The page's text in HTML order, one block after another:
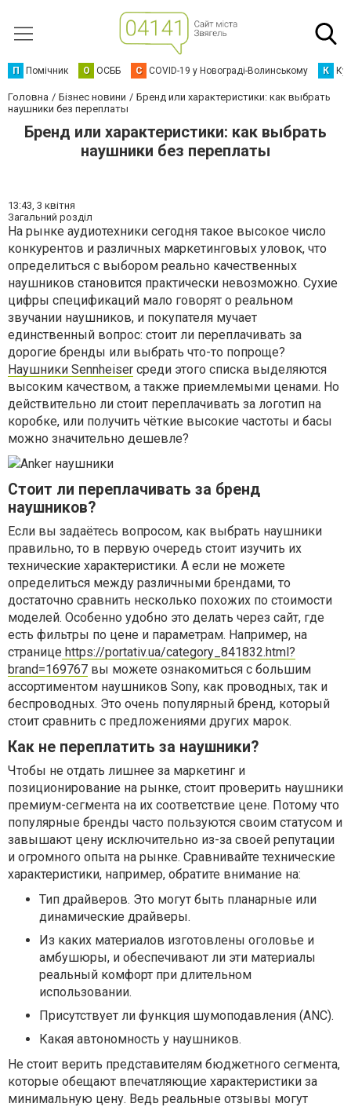
П Помічник О ОСББ C COVID-19 у Новограді-Волинському К
Головна Бізнес новини
Бренд или характеристики: как выбрать
наушники без переплаты
Бренд или характеристики: как выбрать
наушники без переплаты
13:43, 3 квітня
Загальний розділ
На рынке аудиотехники сегодня такое высокое число
конкурентов и различных маркетинговых уловок, что
определиться с выбором реально качественных
наушников становится практически невозможно. Сухие
цифры спецификаций мало говорят о реальном
звучании наушников, и покупателя мучает
единственный вопрос: стоит ли переплачивать за
дорогие бренды или выбрать что-то попроще?
Наушники Sennheiser среди этого списка выделяются
высоким качеством, а также приемлемыми ценами. Но
действительно ли стоит переплачивать за логотип на
коробке, или получить чёткие высокие частоты и басы
можно значительно дешевле?
Стоит ли переплачивать за бренд
наушников?
Если вы задаётесь вопросом, как выбрать наушники
правильно, то в первую очередь стоит изучить их
технические характеристики. А если не можете
определиться между различными брендами, то
достаточно сравнить несколько похожих по стоимости
моделей. Особенно удобно это делать через сайт, где
есть фильтры по цене и параметрам. Например, на
странице https://portativ.ua/category_841832.html?
brand=169767 вы можете ознакомиться с большим
ассортиментом наушников Sony, как проводных, так и
беспроводных. Это очень популярный бренд, который
стоит сравнить с предложениями других марок.
Как не переплатить за наушники?
Чтобы не отдать лишнее за маркетинг и
позиционирование на рынке, стоит проверить наушники
премиум-сегмента на их соответствие цене. Потому что
популярные бренды часто пользуются своим статусом и
завышают цену исключительно из-за своей репутации
и огромного опыта на рынке. Сравнивайте технические
характеристики, например, обратите внимание на:
Тип драйверов. Это могут быть планарные или
динамические драйверы.
Из каких материалов изготовлены оголовье и
амбушюры, и обеспечивают ли эти материалы
реальный комфорт при длительном
использовании.
Присутствует ли функция шумоподавления (ANC).
Какая автономность у наушников.
Не стоит верить представителям бюджетного сегмента,
которые обещают впечатляющие характеристики за
минимальную цену. Ведь реальные отзывы могут